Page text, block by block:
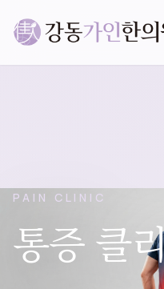
한의원 안
진료과목
PAIN CLINIC
통증 클